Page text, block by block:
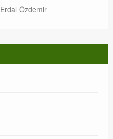
Erdal Özdemir